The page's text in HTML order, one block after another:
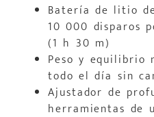
Batería de litio
10 000 disparos
(1 h 30 m)
Peso y equilibrio
todo el día sin
Ajustador de
herramientas de